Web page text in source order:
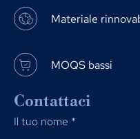
Materiale
MOQS bassi
Contattaci
Il tuo nome *